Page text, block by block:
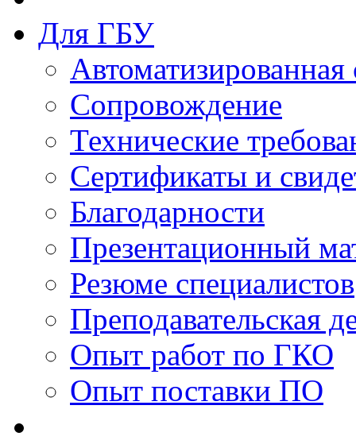
Для ГБУ
Сопровождение
Технические
Сертификаты и
Благодарности
Презентационный
Резюме специалистов
Преподавательская
Опыт работ по ГКО
Опыт поставки ПО